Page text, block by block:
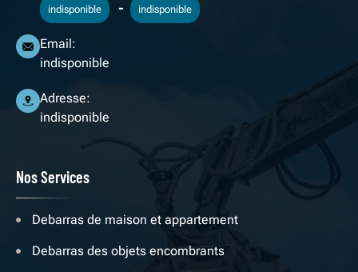
indisponible - indisponible
Email:
indisponible
Adresse:
indisponible
Nos Services
Debarras de maison et appartement
Debarras des objets encombrants